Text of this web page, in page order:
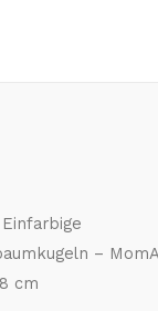
Einfarbige
–
cm